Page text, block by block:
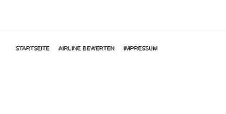
STARTSEITE AIRLINE BEWERTEN IMPRESSUM